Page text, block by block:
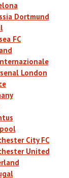
Dortmund
FC
London
City FC
United